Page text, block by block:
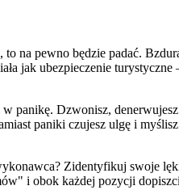
na pewno będzie padać.
jak ubezpieczenie
panikę. Dzwonisz,
paniki czujesz ulgę i
Zidentyfikuj swoje
i obok każdej pozycji